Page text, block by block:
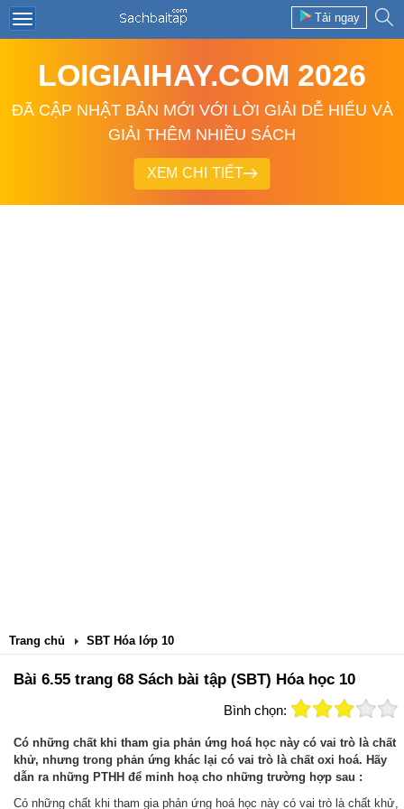
Tải ngay
LOIGIAIHAY.COM 2026
ĐÃ CẬP NHẬT BẢN MỚI VỚI LỜI GIẢI DỄ HIỂU VÀ
GIẢI THÊM NHIỀU SÁCH
XEM CHI TIẾT
Trang chủ SBT Hóa lớp 10
Bài 6.55 trang 68 Sách bài tập (SBT) Hóa học 10
Bình chọn:
Có những chất khi tham gia phản ứng hoá học này có vai trò là chất
khử, nhưng trong phản ứng khác lại có vai trò là chất oxi hoá. Hãy
dẫn ra những PTHH để minh hoạ cho những trường hợp sau :
Có những chất khi tham gia phản ứng hoá học này có vai trò là chất khử,